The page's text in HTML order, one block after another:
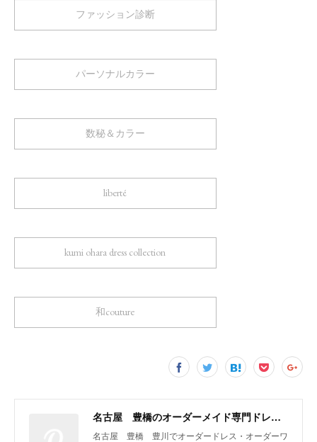
ファッション診断
パーソナルカラー
数秘＆カラー
liberté
kumi ohara dress collection
和couture
名古屋 豊橋のオーダーメイド専門ドレスデザイナー KUMI OHARA
名古屋 豊橋 豊川でオーダードレス・オーダーワ